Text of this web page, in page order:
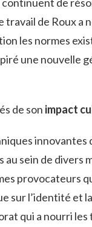
travail de Roux a
les normes
une nouvelle
de son impact
innovantes
au sein de divers
provocateurs
sur l’identité et
qui a nourri les